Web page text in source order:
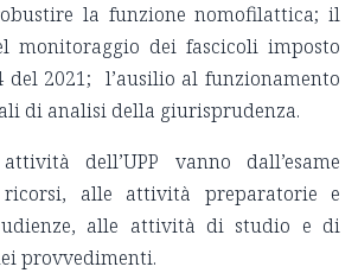
la funzione nomofilattica; il
monitoraggio dei fascicoli imposto
del 2021; l’ausilio al funzionamento
di analisi della giurisprudenza.
dell’UPP vanno dall’esame
alle attività preparatorie e
udienze, alle attività di studio e di
provvedimenti.